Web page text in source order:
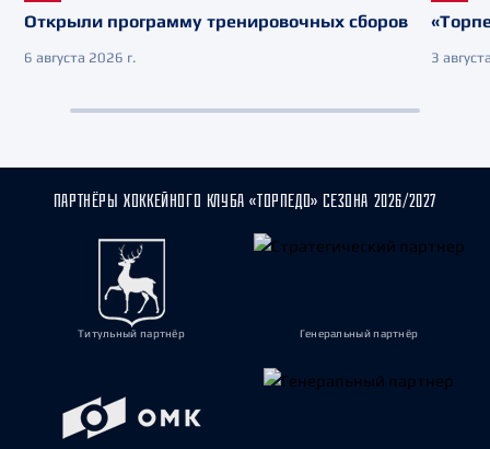
Открыли программу тренировочных сборов
6 августа 2026 г. 3
ПАРТНЁРЫ ХОККЕЙНОГО КЛУБА «ТОРПЕДО» СЕЗОНА 2026/2027
Титульный партнёр Генеральный партнёр